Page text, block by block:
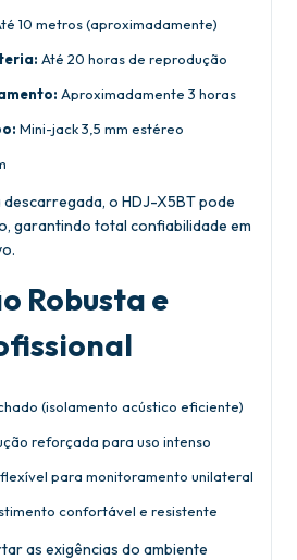
10 metros (aproximadamente)
Até 20 horas de reprodução
Aproximadamente 3 horas
Mini-jack 3,5 mm estéreo
o HDJ-X5BT pode
garantindo total confiabilidade em
Robusta e
(isolamento acústico eficiente)
reforçada para uso intenso
para monitoramento unilateral
confortável e resistente
as exigências do ambiente